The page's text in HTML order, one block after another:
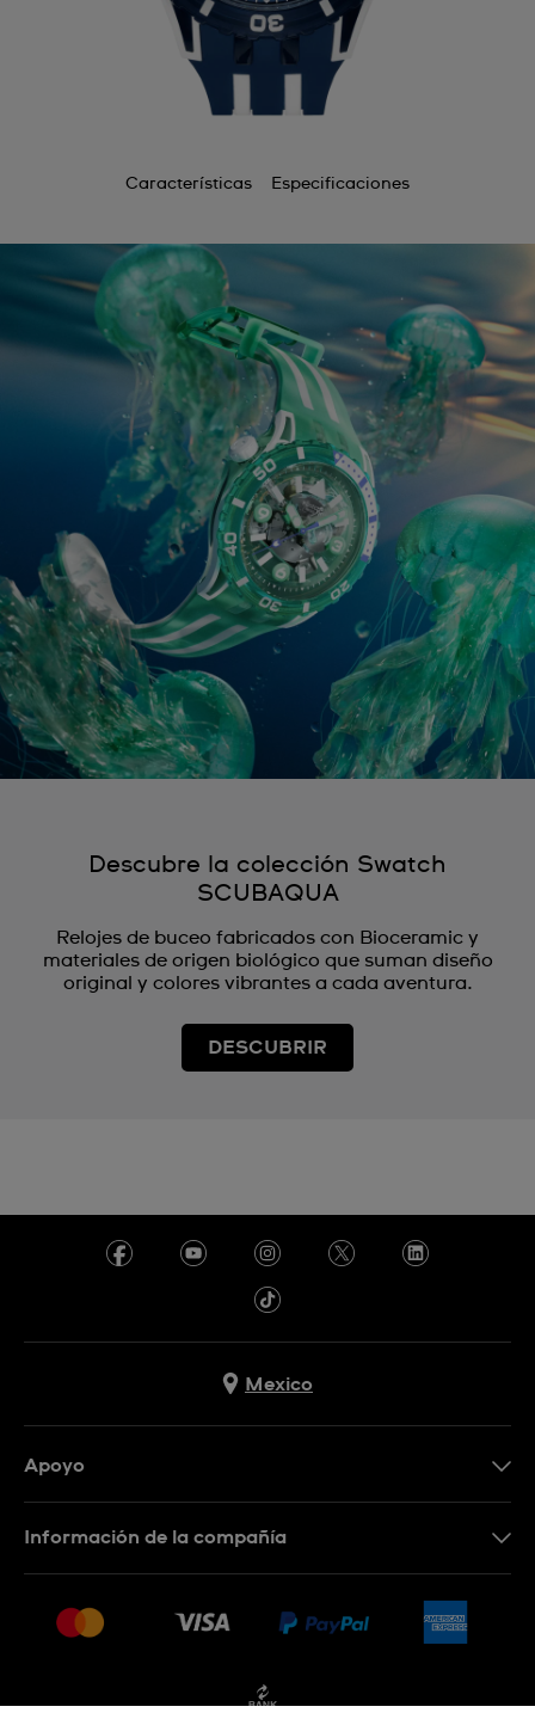
Características Especificaciones
Descubre la colección Swatch
SCUBAQUA
Relojes de buceo fabricados con Bioceramic y
materiales de origen biológico que suman diseño
original y colores vibrantes a cada aventura.
DESCUBRIR
Mexico
Apoyo
Condiciones de venta
Información de la compañía
Empleo